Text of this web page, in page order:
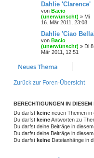
Dahlie 'Clarence'
von Bacio
(unerwünscht) » Mi
16. Mär 2011, 23:08
Dahlie 'Ciao
von Bacio
(unerwünscht) » Di 8.
Mär 2011, 12:51
Neues Thema
Zurück zur Foren-Übersicht
BERECHTIGUNGEN IN DIESEM
Du darfst keine neuen Themen in
Du darfst keineAntworten zu
Du darfst deine Beiträge in
Du darfst deine Beiträge in
Du darfst keine Dateianhänge in